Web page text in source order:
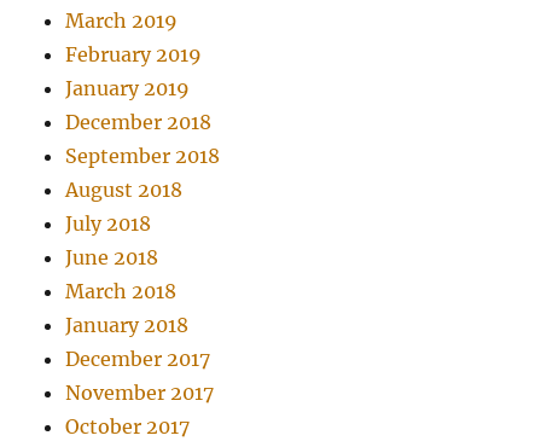
March 2019
February 2019
January 2019
December 2018
September 2018
August 2018
July 2018
June 2018
March 2018
January 2018
December 2017
November 2017
October 2017